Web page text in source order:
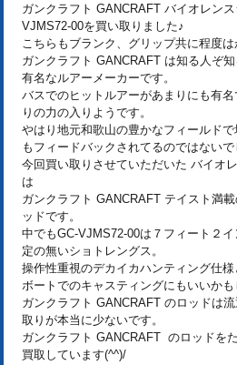
ガンクラフト GANCRAFT バイオレン
VJMS72-00を買い取りました♪
こちらもブランク、グリップ共に程度は
ガンクラフト GANCRAFT は知る人ぞ
有名なルアーメーカーです。
バスでのヒットルアーがあまりにも有
りの力の入りようです。
やはり地元和歌山の豊かなフィールド
もフィードバックされてるのではないで
今回買い取りさせていただいた バイオ
は
ガンクラフト GANCRAFT テイスト満
ッドです。
中でもGC-VJMS72-00は７フィート２
定の無いショトレングス。
操作性重視のデカイカハンティング仕様
ボートでのキャスティングにもいいかも
ガンクラフト GANCRAFT のロッドは
取りが本当に少ないです。
ガンクラフト GANCRAFT のロッドを
買取しています(^^)/